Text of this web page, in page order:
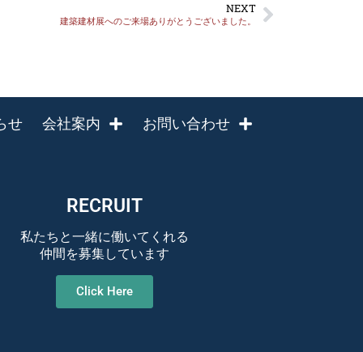
NEXT
建築建材展へのご来場ありがとうございました。
せ 会社案内 お問い合わせ
RECRUIT
私たちと一緒に働いてくれる
仲間を募集しています
Click Here